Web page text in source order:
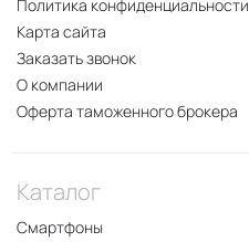
Политика конфиденциальности
Карта сайта
Заказать звонок
О компании
Оферта таможенного брокера
Каталог
Смартфоны